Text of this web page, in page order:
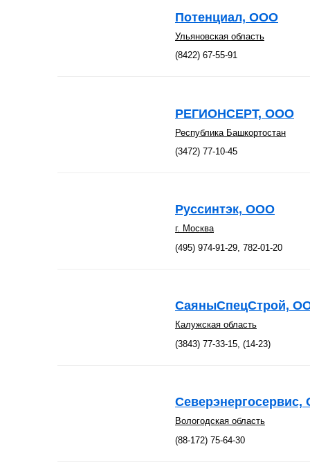
Потенциал, ООО
Ульяновская область
(8422) 67-55-91
РЕГИОНСЕРТ, ООО
Республика Башкортостан
(3472) 77-10-45
Руссинтэк, ООО
г. Москва
(495) 974-91-29, 782-01-20
СаяныСпецСтрой,
Калужская область
(3843) 77-33-15, (14-23)
Вологодская область
(88-172) 75-64-30